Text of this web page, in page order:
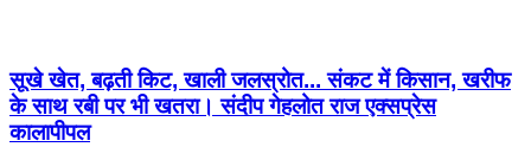
सूखे खेत, बढ़ती किट, खाली जलस्रोत... संकट में किसान, खरीफ
के साथ रबी पर भी खतरा। संदीप गेहलोत राज एक्सप्रेस
कालापीपल